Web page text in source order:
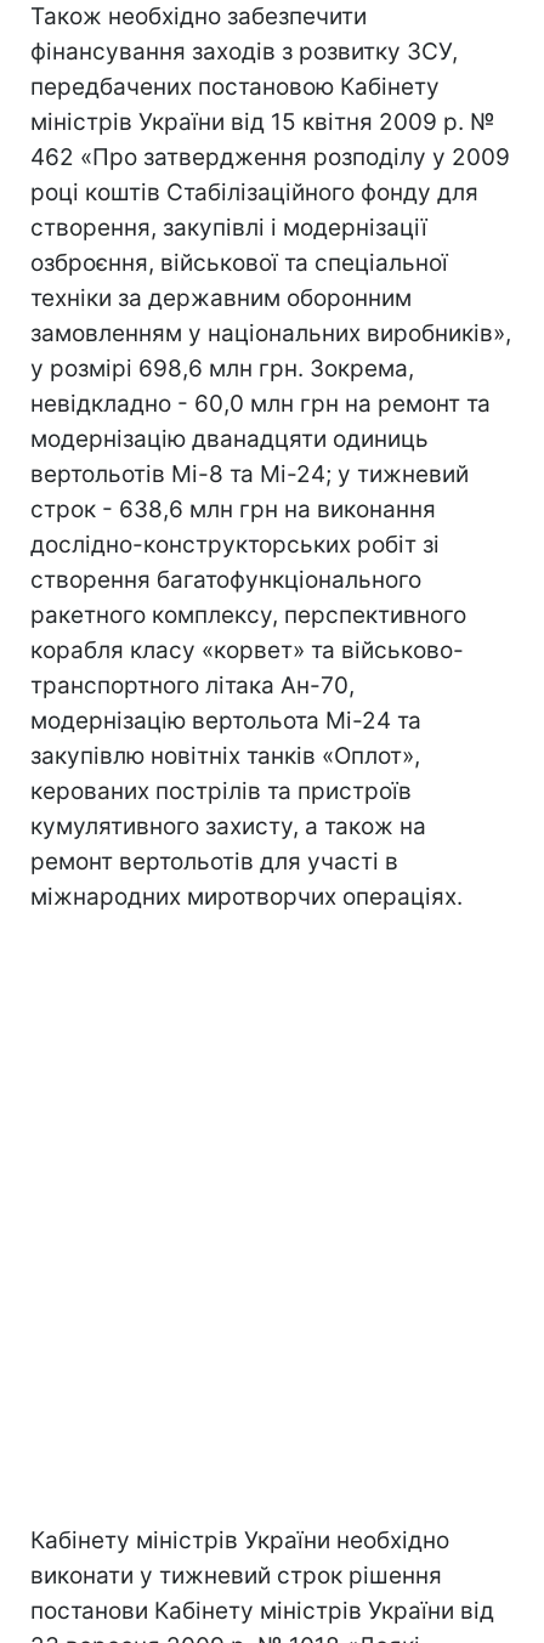
Також необхідно забезпечити
фінансування заходів з розвитку ЗСУ,
передбачених постановою Кабінету
міністрів України від 15 квітня 2009 р. №
462 «Про затвердження розподілу у 2009
році коштів Стабілізаційного фонду для
створення, закупівлі і модернізації
озброєння, військової та спеціальної
техніки за державним оборонним
замовленням у національних виробників»,
у розмірі 698,6 млн грн. Зокрема,
невідкладно - 60,0 млн грн на ремонт та
модернізацію дванадцяти одиниць
вертольотів Мі-8 та Мі-24; у тижневий
строк - 638,6 млн грн на виконання
дослідно-конструкторських робіт зі
створення багатофункціонального
ракетного комплексу, перспективного
корабля класу «корвет» та військово-
транспортного літака Ан-70,
модернізацію вертольота Мі-24 та
закупівлю новітніх танків «Оплот»,
керованих пострілів та пристроїв
кумулятивного захисту, а також на
ремонт вертольотів для участі в
міжнародних миротворчих операціях.
Кабінету міністрів України необхідно
виконати у тижневий строк рішення
постанови Кабінету міністрів України від